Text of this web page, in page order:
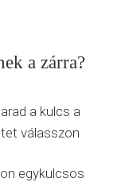
a zárra?
a kulcs a
válasszon
egykulcsos